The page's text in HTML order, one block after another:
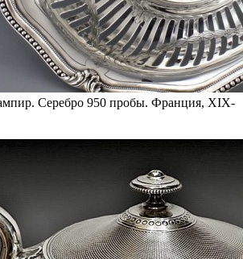
Серебро 950 пробы. Франция, XIX-